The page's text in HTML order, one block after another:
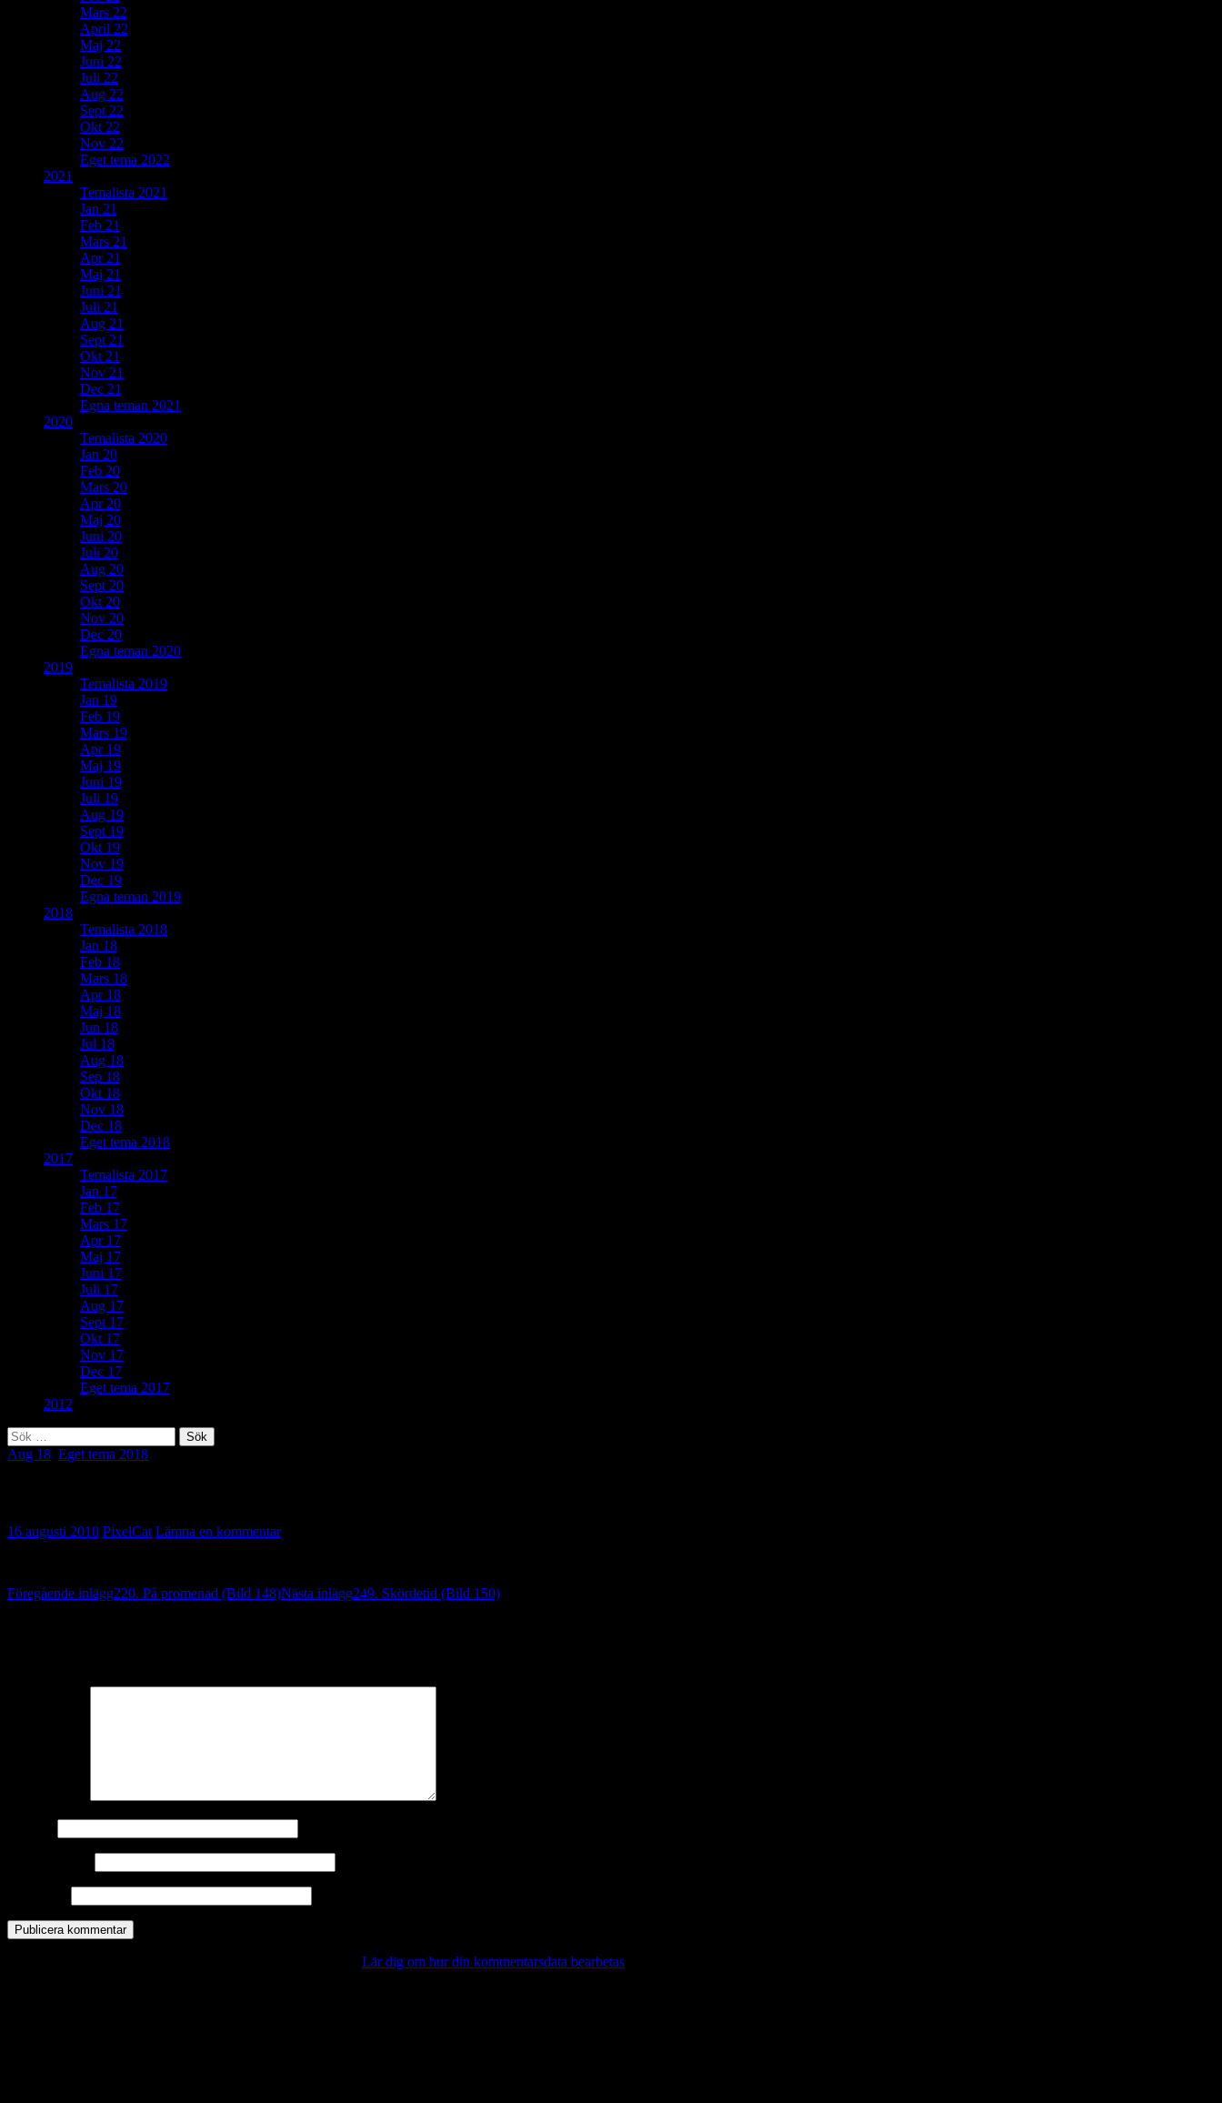
Mars 22
April 22
Maj 22
Juni 22
Juli 22
Aug 22
Sept 22
Okt 22
Nov 22
Eget tema 2022
2021
Temalista 2021
Jan 21
Feb 21
Mars 21
Apr 21
Maj 21
Juni 21
Juli 21
Aug 21
Sept 21
Okt 21
Nov 21
Dec 21
Egna teman 2021
2020
Temalista 2020
Jan 20
Feb 20
Mars 20
Apr 20
Maj 20
Juni 20
Juli 20
Aug 20
Sept 20
Okt 20
Nov 20
Dec 20
Egna teman 2020
2019
Temalista 2019
Jan 19
Feb 19
Mars 19
Apr 19
Maj 19
Juni 19
Juli 19
Aug 19
Sept 19
Okt 19
Nov 19
Dec 19
Egna teman 2019
2018
Temalista 2018
Jan 18
Feb 18
Mars 18
Apr 18
Maj 18
Jun 18
Jul 18
Aug 18
Sep 18
Okt 18
Nov 18
Dec 18
Eget tema 2018
2017
Temalista 2017
Jan 17
Feb 17
Mars 17
Apr 17
Maj 17
Juni 17
Juli 17
Aug 17
Sept 17
Okt 17
Nov 17
Dec 17
Eget tema 2017
2012
Sök
efter:
Aug 18 Eget tema 2018
16 augusti 2018 PixelCat Lämna en kommentar
Inläggsnavigering
Föregående inlägg220. På promenad (Bild 148)Nästa inlägg249. Skördetid (Bild 150)
Lär dig om hur din kommentarsdata bearbetas